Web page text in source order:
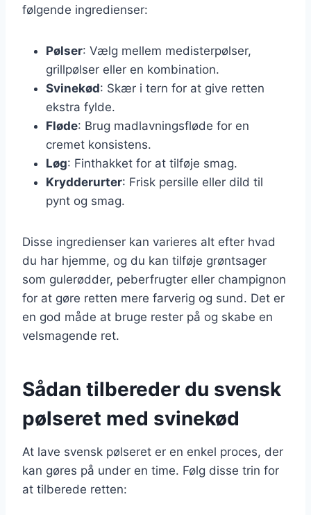
følgende ingredienser:
Pølser: Vælg mellem medisterpølser,
grillpølser eller en kombination.
Svinekød: Skær i tern for at give retten
ekstra fylde.
Fløde: Brug madlavningsfløde for en
cremet konsistens.
Løg: Finthakket for at tilføje smag.
Krydderurter: Frisk persille eller dild til
pynt og smag.
Disse ingredienser kan varieres alt efter hvad
du har hjemme, og du kan tilføje grøntsager
som gulerødder, peberfrugter eller champignon
for at gøre retten mere farverig og sund. Det er
en god måde at bruge rester på og skabe en
velsmagende ret.
Sådan tilbereder du svensk
pølseret med svinekød
At lave svensk pølseret er en enkel proces, der
kan gøres på under en time. Følg disse trin for
at tilberede retten: